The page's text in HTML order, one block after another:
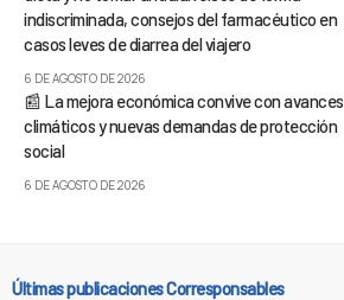
indiscriminada, consejos del farmacéutico en
casos leves de diarrea del viajero
6 DE AGOSTO DE 2026
📰 La mejora económica convive con avances
climáticos y nuevas demandas de protección
social
6 DE AGOSTO DE 2026
Últimas publicaciones Corresponsables